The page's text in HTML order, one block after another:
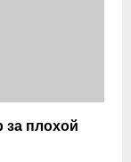
плохой